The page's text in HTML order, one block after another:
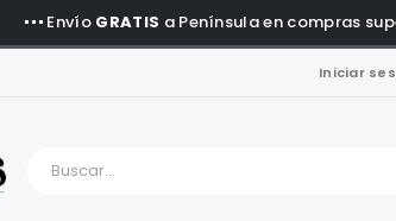
Envío GRATIS a Península en compras
Iniciar